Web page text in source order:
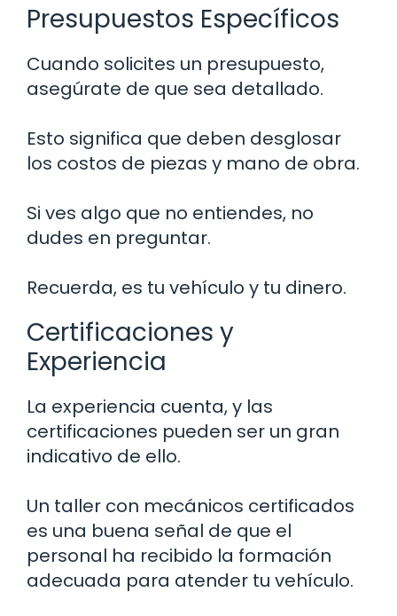
Presupuestos Específicos
Cuando solicites un presupuesto,
asegúrate de que sea detallado.
Esto significa que deben desglosar
los costos de piezas y mano de obra.
Si ves algo que no entiendes, no
dudes en preguntar.
Recuerda, es tu vehículo y tu dinero.
Certificaciones y
Experiencia
La experiencia cuenta, y las
certificaciones pueden ser un gran
indicativo de ello.
Un taller con mecánicos certificados
es una buena señal de que el
personal ha recibido la formación
adecuada para atender tu vehículo.